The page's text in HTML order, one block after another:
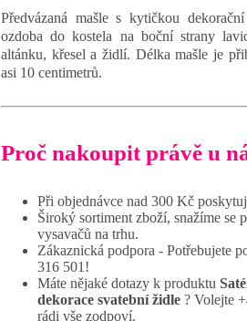
Předvázaná mašle s kytičkou
ozdoba do kostela na boční strany
altánku, křesel a židlí. Délka mašle je
asi 10 centimetrů.
Proč nakoupit právě u
Při objednávce nad 300 Kč
Široký sortiment zboží, snažíme se
vysavačů na trhu.
Zákaznická podpora - Potřebujete
316 501!
Máte nějaké dotazy k produktu
dekorace svatební židle ? Volejte
rádi vše zodpoví.